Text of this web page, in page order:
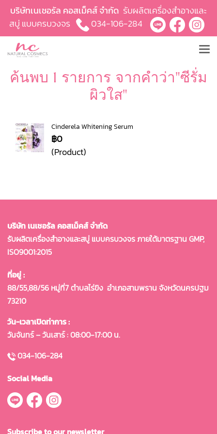
บริษัทเนเชอรัล คอสเม็คส์ จำกัด รับผลิตเครื่องสำอางและ
สบู่ แบบครบวงจร
034-106-284
ค้นพบ 1 รายการ จากคำว่า"ซีรั่ม
ผิวใส"
Cinderela Whitening Serum
฿0
(Product)
บริษัท เนเชอรัล คอสเม็คส์ จำกัด
รับผลิตเครื่องสำอางและสบู่ แบบครบวงจร ภายใต้มาตรฐาน GMP,
ISO9001:2015
ที่อยู่ :
88/55,88/56 หมู่ที่7 ตำบลไร่ขิง อำเภอสามพราน จังหวัดนครปฐม
73210
วัน-เวลาเปิดท่าการ :
วันจันทร์ – วันเสาร์ : 08:00-17:00 น.
034-106-284
Social Media